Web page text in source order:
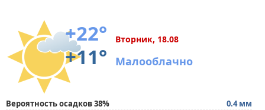
+22°
+11°
Вторник, 18.08
Малооблачно
Вероятность осадков 38%
0.4 мм